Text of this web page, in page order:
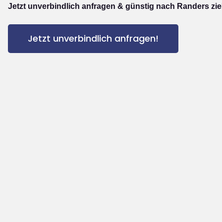
Jetzt unverbindlich anfragen & günstig nach Randers
Jetzt unverbindlich anfragen!